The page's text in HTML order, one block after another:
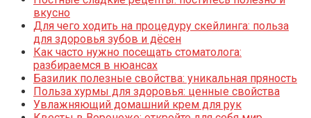
вкусно
Для чего ходить на процедуру скейлинга: польза
для здоровья зубов и дёсен
Как часто нужно посещать стоматолога:
разбираемся в нюансах
Базилик полезные свойства: уникальная пряность
Польза хурмы для здоровья: ценные свойства
Увлажняющий домашний крем для рук